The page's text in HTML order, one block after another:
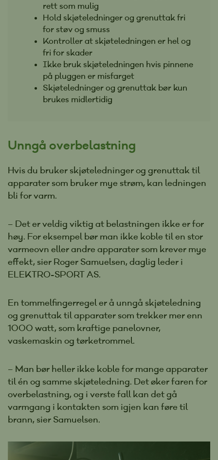
rett som mulig
Hold skjøteledninger og grenuttak fri
for støv og smuss
Kontroller at skjøteledningen er hel og
fri for skader
Ikke bruk skjøteledningen hvis pinnene
på pluggen er misfarget
Skjøteledninger og grenuttak bør kun
brukes midlertidig
Unngå overbelastning
Hvis du bruker skjøteledninger og grenuttak til
apparater som bruker mye strøm, kan ledningen
bli for varm.
– Det er veldig viktig at belastningen ikke er for
høy. For eksempel bør man ikke koble til en stor
varmeovn eller andre apparater som krever mye
effekt, sier Roger Samuelsen, daglig leder i
ELEKTRO-SPORT AS.
En tommelfingerregel er å unngå skjøteledning
og grenuttak til apparater som trekker mer enn
1000 watt, som kraftige panelovner,
vaskemaskin og tørketrommel.
– Man bør heller ikke koble for mange apparater
til én og samme skjøteledning. Det øker faren for
overbelastning, og i verste fall kan det gå
varmgang i kontakten som igjen kan føre til
brann, sier Samuelsen.